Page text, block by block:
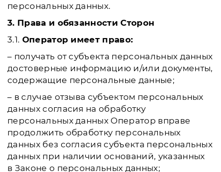
персональных данных.
3. Права и обязанности Сторон
3.1. Оператор имеет право:
– получать от субъекта персональных данных
достоверные информацию и/или документы,
содержащие персональные данные;
– в случае отзыва субъектом персональных
данных согласия на обработку
персональных данных Оператор вправе
продолжить обработку персональных
данных без согласия субъекта персональных
данных при наличии оснований, указанных
в Законе о персональных данных;